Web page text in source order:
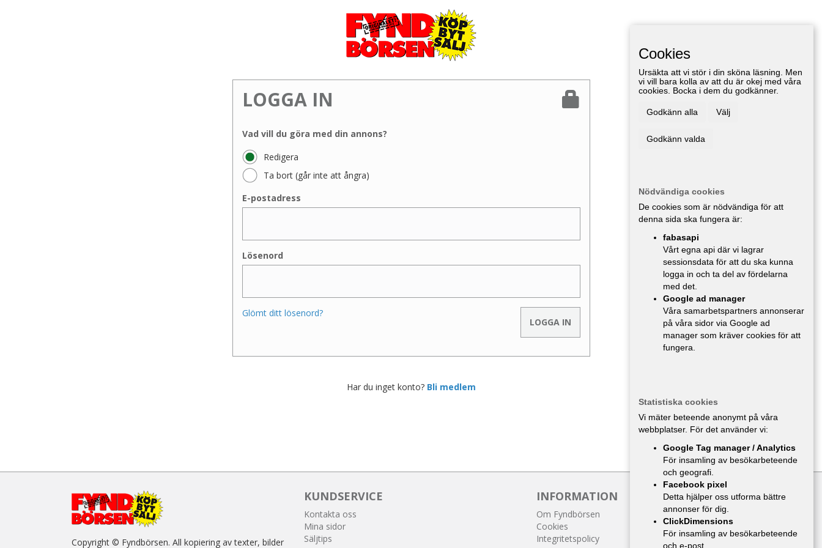
LOGGA IN
Vad vill du göra med din annons?
Redigera
Ta bort (går inte att ångra)
E-postadress
Lösenord
Glömt ditt lösenord?
Har du inget konto? Bli medlem
Copyright © Fyndbörsen. All kopiering av texter, bilder
KUNDSERVICE
Kontakta oss
Mina sidor
Säljtips
INFORMATION
Om Fyndbörsen
Cookies
Integritetspolicy
Cookies
Ursäkta att vi stör i din sköna läsning. Men
vi vill bara kolla av att du är okej med våra
cookies. Bocka i dem du godkänner.
Godkänn alla Välj
Godkänn valda
Nödvändiga cookies
De cookies som är nödvändiga för att
denna sida ska fungera är:
fabasapi
Vårt egna api där vi lagrar
sessionsdata för att du ska kunna
logga in och ta del av fördelarna
med det.
Google ad manager
Våra samarbetspartners annonserar
på våra sidor via Google ad
manager som kräver cookies för att
fungera.
Statistiska cookies
Vi mäter beteende anonymt på våra
webbplatser. För det använder vi:
Google Tag manager / Analytics
För insamling av besökarbeteende
och geografi.
Facebook pixel
Detta hjälper oss utforma bättre
annonser för dig.
ClickDimensions
För insamling av besökarbeteende
och e-post.